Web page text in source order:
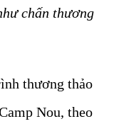
chấn thương
thương thảo
Nou, theo